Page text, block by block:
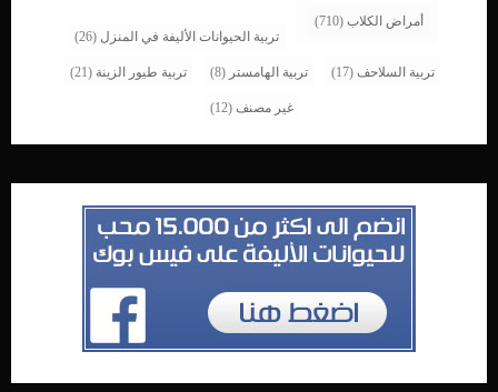
أمراض الكلاب (710)
تربية الحيوانات الأليفة في المنزل (26)
تربية السلاحف (17) تربية الهامستر (8) تربية طيور الزينة (21)
غير مصنف (12)